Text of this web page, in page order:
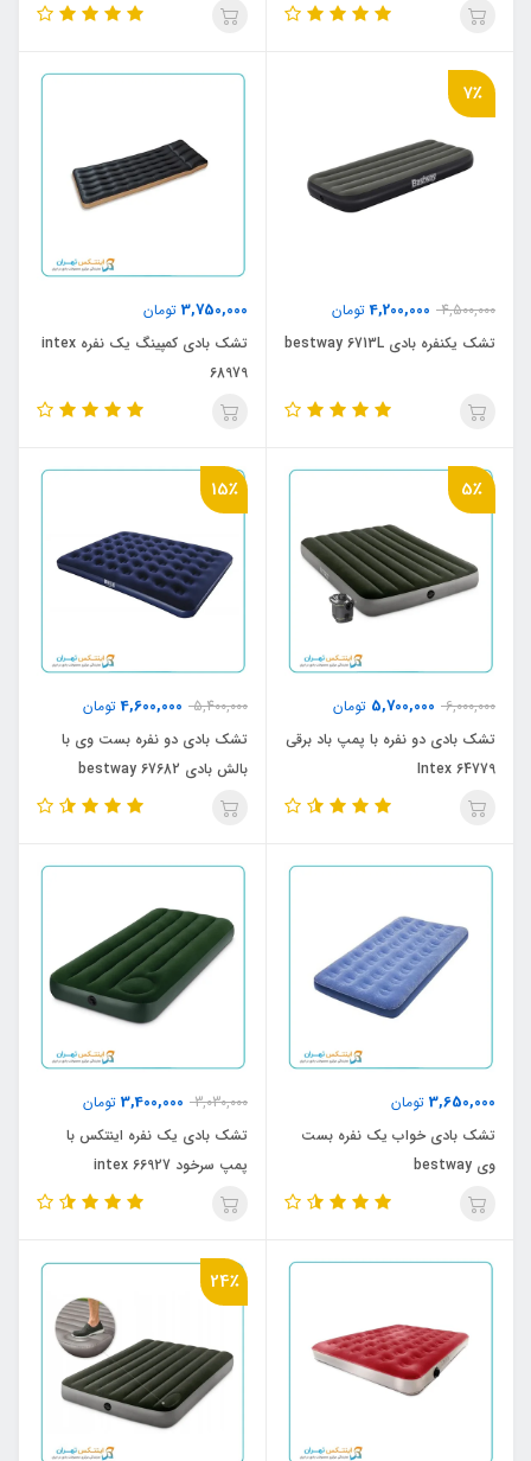
7٪
4,500,000
4,200,000تومان
تشک یکنفره بادی bestway 6713L
3,750,000 تومان
تشک بادی کمپینگ یک نفره intex
68979
5٪
6,000,000
5,700,000 تومان
تشک بادی دو نفره با پمپ باد برقی
Intex 64779
15٪
5,400,000
4,600,000تومان
تشک بادی دو نفره بست وی با
بالش بادی bestway 67682
3,650,000 تومان
تشک بادی خواب یک نفره بست
وی bestway
3,030,000
3,400,000 تومان
تشک بادی یک نفره اینتکس با
پمپ سرخود intex 66927
24٪